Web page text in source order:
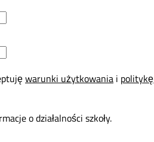
warunki użytkowania i politykę
o działalności szkoły.